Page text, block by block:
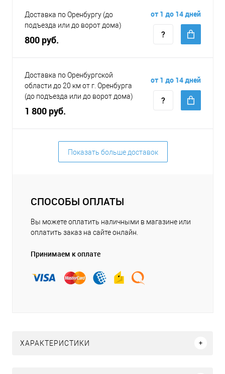
Доставка по Оренбургу (до
подъезда или до ворот дома)
800 руб.
от 1 до 14 дней
Доставка по Оренбургской
области до 20 км от г. Оренбурга
(до подъезда или до ворот дома)
1 800 руб.
от 1 до 14 дней
Показать больше доставок
СПОСОБЫ ОПЛАТЫ
Вы можете оплатить наличными в магазине или
оплатить заказ на сайте онлайн.
Принимаем к оплате
ХАРАКТЕРИСТИКИ